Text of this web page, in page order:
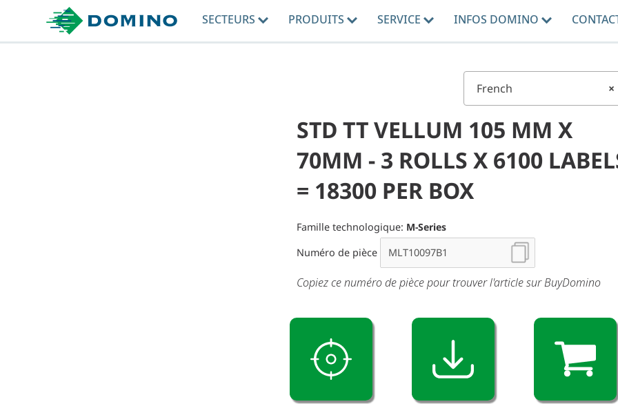
SECTEURS PRODUITS SERVICE INFOS DOMINO
×
French
STD TT VELLUM 105 MM X
70MM - 3 ROLLS X 6100
= 18300 PER BOX
Famille technologique: M-Series
Numéro de pièce
Copiez ce numéro de pièce pour trouver l'article sur BuyDomino